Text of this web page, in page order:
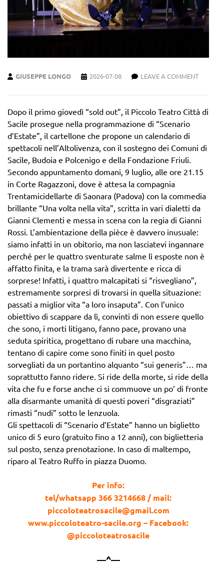
GIUSEPPE LONGO 2026-07-08 LEAVE A COMMENT
Dopo il primo giovedì “sold out”, il Piccolo Teatro Città di
Sacile prosegue nella programmazione di “Scenario
d’Estate”, il cartellone che propone un calendario di
spettacoli nell’Altolivenza, con il sostegno dei Comuni di
Sacile, Budoia e Polcenigo e della Fondazione Friuli.
Secondo appuntamento domani, 9 luglio, alle ore 21.15
in Corte Ragazzoni, dove è attesa la compagnia
Trentamicidellarte di Saonara (Padova) con la commedia
brillante “Una volta nella vita”, scritta in vari dialetti da
Gianni Clementi e messa in scena con la regia di Gianni
Rossi. L’ambientazione della pièce è davvero inusuale:
siamo infatti in un obitorio, ma non lasciatevi ingannare
perché per le quattro sventurate salme lì esposte non è
affatto finita, e la trama sarà divertente e ricca di
sorprese! Infatti, i quattro malcapitati si “risvegliano”,
estremamente sorpresi di trovarsi in quella situazione:
passati a miglior vita “a loro insaputa”. Con l’unico
obiettivo di scappare da lì, convinti di non essere quello
che sono, i morti litigano, fanno pace, provano una
seduta spiritica, progettano di rubare una macchina,
tentano di capire come sono finiti in quel posto
sorvegliati da un portantino alquanto “sui generis”… ma
soprattutto fanno ridere. Si ride della morte, si ride della
vita che fu e forse anche ci si commuove un po’ di fronte
alla disarmante umanità di questi poveri “disgraziati”
rimasti “nudi” sotto le lenzuola.
Gli spettacoli di “Scenario d’Estate” hanno un biglietto
unico di 5 euro (gratuito fino a 12 anni), con biglietteria
sul posto, senza prenotazione. In caso di maltempo,
riparo al Teatro Ruffo in piazza Duomo.
Per info:
tel/whatsapp 366 3214668 / mail:
piccoloteatrosacile@gmail.com
www.piccoloteatro-sacile.org – Facebook:
@piccoloteatrosacile
—^—